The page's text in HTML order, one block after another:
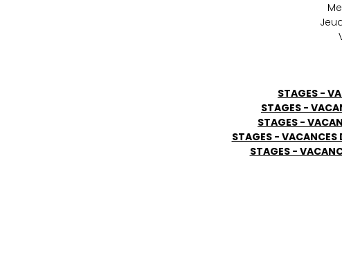
STAGES -
STAGES -
STAGES -
STAGES - VACANCES
STAGES -